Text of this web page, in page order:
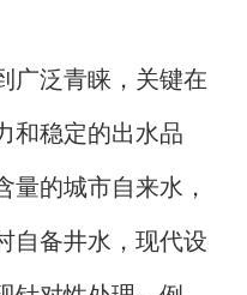
广泛青睐，关键在
和稳定的出水品
量的城市自来水，
自备井水，现代设